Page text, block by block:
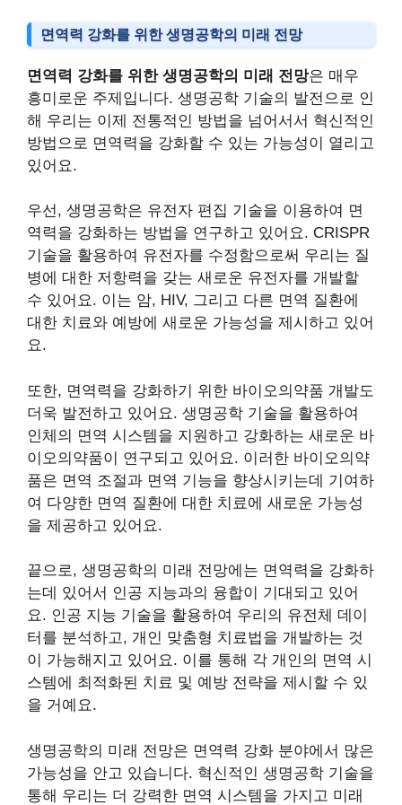
면역력 강화를 위한 생명공학의 미래 전망
면역력 강화를 위한 생명공학의 미래 전망은 매우
흥미로운 주제입니다. 생명공학 기술의 발전으로 인
해 우리는 이제 전통적인 방법을 넘어서서 혁신적인
방법으로 면역력을 강화할 수 있는 가능성이 열리고
있어요.
우선, 생명공학은 유전자 편집 기술을 이용하여 면
역력을 강화하는 방법을 연구하고 있어요. CRISPR
기술을 활용하여 유전자를 수정함으로써 우리는 질
병에 대한 저항력을 갖는 새로운 유전자를 개발할
수 있어요. 이는 암, HIV, 그리고 다른 면역 질환에
대한 치료와 예방에 새로운 가능성을 제시하고 있어
요.
또한, 면역력을 강화하기 위한 바이오의약품 개발도
더욱 발전하고 있어요. 생명공학 기술을 활용하여
인체의 면역 시스템을 지원하고 강화하는 새로운 바
이오의약품이 연구되고 있어요. 이러한 바이오의약
품은 면역 조절과 면역 기능을 향상시키는데 기여하
여 다양한 면역 질환에 대한 치료에 새로운 가능성
을 제공하고 있어요.
끝으로, 생명공학의 미래 전망에는 면역력을 강화하
는데 있어서 인공 지능과의 융합이 기대되고 있어
요. 인공 지능 기술을 활용하여 우리의 유전체 데이
터를 분석하고, 개인 맞춤형 치료법을 개발하는 것
이 가능해지고 있어요. 이를 통해 각 개인의 면역 시
스템에 최적화된 치료 및 예방 전략을 제시할 수 있
을 거예요.
생명공학의 미래 전망은 면역력 강화 분야에서 많은
가능성을 안고 있습니다. 혁신적인 생명공학 기술을
통해 우리는 더 강력한 면역 시스템을 가지고 미래